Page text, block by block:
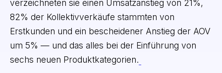
verzeichneten sie einen Umsatzanstieg von 21%,
82% der Kollektivverkäufe stammten von
Erstkunden und ein bescheidener Anstieg der AOV
um 5% — und das alles bei der Einführung von
sechs neuen Produktkategorien.